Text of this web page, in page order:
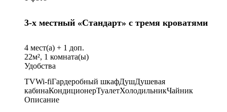
3-х местный «Стандарт» с тремя кроватями
4 мест(а) + 1 доп.
22м², 1 комната(ы)
Удобства
TVWi-fiГардеробный шкафДушДушевая
кабинаКондиционерТуалетХолодильникЧайник
Описание